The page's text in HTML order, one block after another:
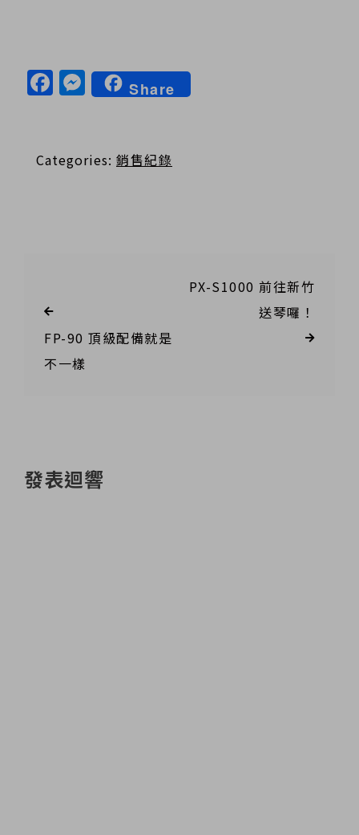
Facebook
Messenger
Share
Categories: 銷售紀錄
FP-90 頂級配備就是
不一樣
PX-S1000 前往新竹
送琴囉！
發表迴響